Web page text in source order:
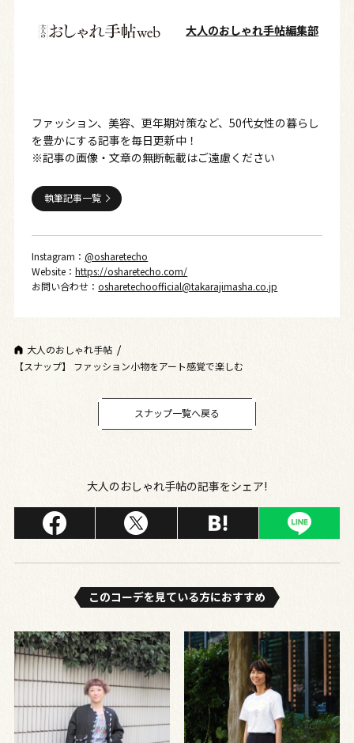
大人のおしゃれ手帖編集部
ファッション、美容、更年期対策など、50代女性の暮らし
を豊かにする記事を毎日更新中！
※記事の画像・文章の無断転載はご遠慮ください
執筆記事一覧
Instagram：@osharetecho
Website：https://osharetecho.com/
お問い合わせ：osharetechoofficial@takarajimasha.co.jp
大人のおしゃれ手帖
【スナップ】 ファッション小物をアート感覚で楽しむ
スナップ一覧へ戻る
大人のおしゃれ手帖の記事をシェア!
このコーデを⾒ている⽅におすすめ